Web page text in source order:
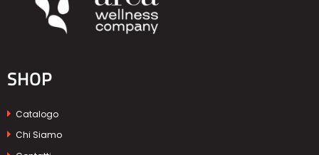
SHOP
Catalogo
Chi Siamo